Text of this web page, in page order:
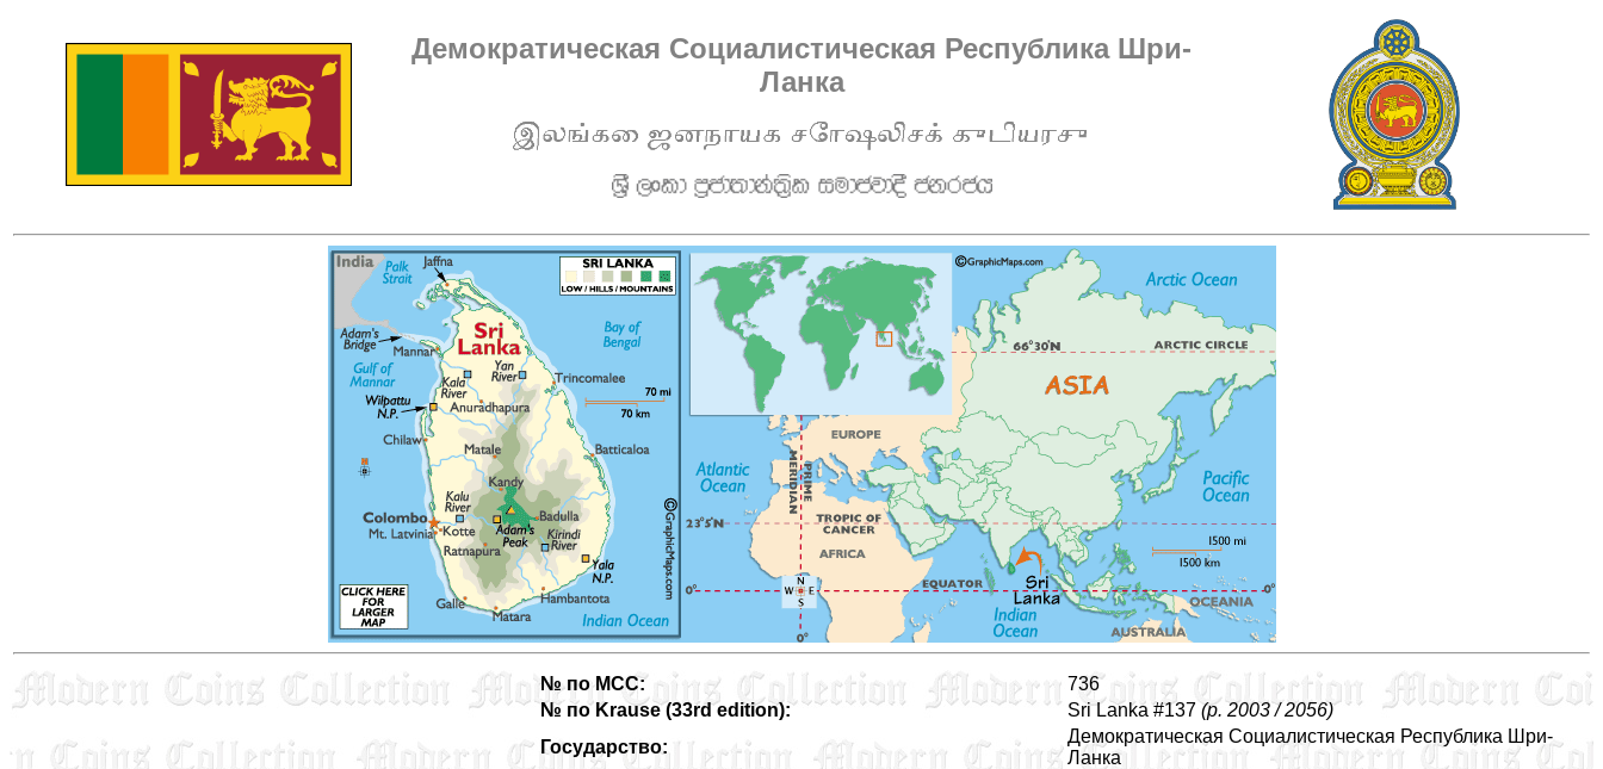
Демократическая Социалистическая Республика Шри-
Ланка
№ по MCC:
736
№ по Krause (33rd edition):
Sri Lanka #137 (p. 2003 / 2056)
Государство:
Демократическая Социалистическая Республика Шри-
Ланка